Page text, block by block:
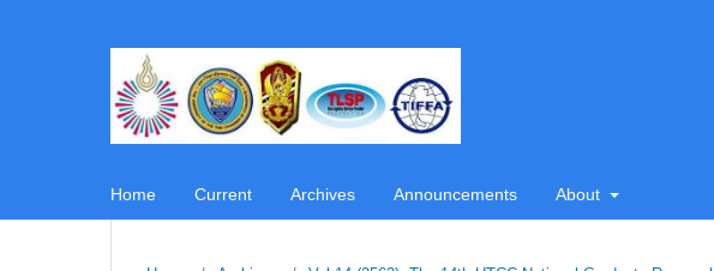
Home Current Archives Announcements About